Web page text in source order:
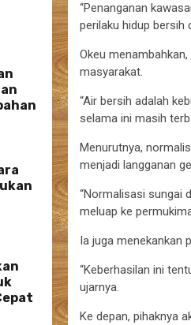
“Penanganan
perilaku hidup bersih
Okeu
masyarakat.
“Air bersih adalah
selama ini masih
Menurutnya,
menjadi langganan
“Normalisasi sungai
meluap ke
Ia juga menekankan
“Keberhasilan ini
ujarnya.
Ke depan, pihaknya